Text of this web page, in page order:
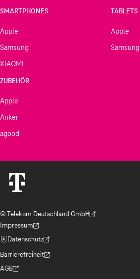
SMARTPHONES
Apple
Samsung
XIAOMI
TABLETS
Apple
Samsung
ZUBEHÖR
Apple
Anker
agood
© Telekom Deutschland GmbH
(Der Link wird in einem neuen Tab geöffnet)
Impressum
(Der Link wird in einem neuen Tab geöffnet)
Datenschutz
(Der Link wird in einem neuen Tab geöffnet)
Barrierefreiheit
(Der Link wird in einem neuen Tab geöffnet)
AGB
(Der Link wird in einem neuen Tab geöffnet)